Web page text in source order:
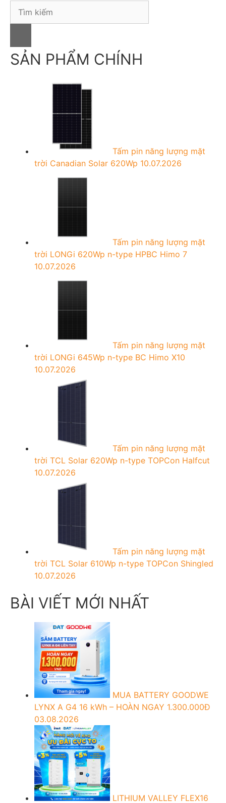
c
h
SẢN PHẨM CHÍNH
Tấm pin năng lượng mặt
trời Canadian Solar 620Wp 10.07.2026
Tấm pin năng lượng mặt
trời LONGi 620Wp n-type HPBC Himo 7
10.07.2026
Tấm pin năng lượng mặt
trời LONGi 645Wp n-type BC Himo X10
10.07.2026
Tấm pin năng lượng mặt
trời TCL Solar 620Wp n-type TOPCon Halfcut
10.07.2026
Tấm pin năng lượng mặt
trời TCL Solar 610Wp n-type TOPCon Shingled
10.07.2026
BÀI VIẾT MỚI NHẤT
MUA BATTERY GOODWE
LYNX A G4 16 kWh – HOÀN NGAY 1.300.000Đ
03.08.2026
LITHIUM VALLEY FLEX16